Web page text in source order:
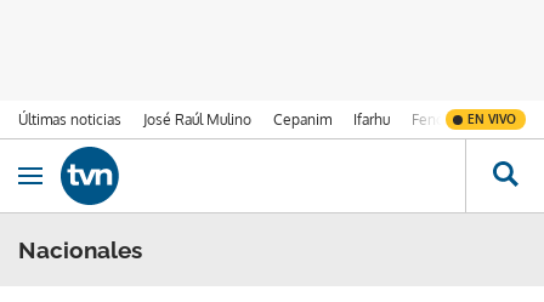
Últimas noticias José Raúl Mulino Cepanim Ifarhu Fenómeno de El
EN VIVO
Ir al contenido
Obrir navegació
Nacionales